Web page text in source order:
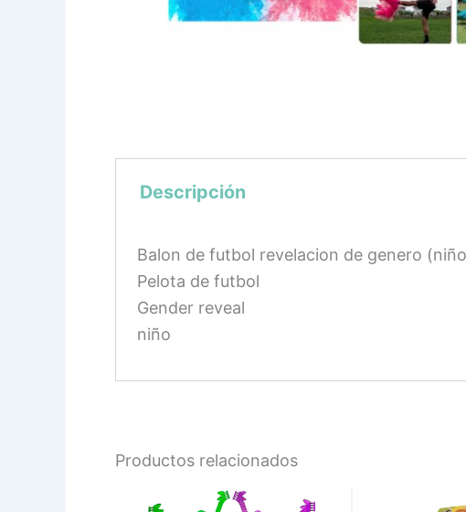
Descripción
Balon de futbol revelacion de genero
Pelota de futbol
Gender reveal
niño
Productos relacionados